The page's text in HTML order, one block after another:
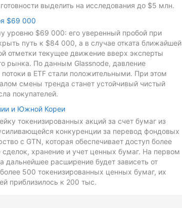
выделить на исследования до $5 млн.
$69 000
уровню $69 000: его уверенный пробой при
путь к $84 000, а в случае отката ближайшей
отметки текущее движение вверх эксперты
рынка. По данным Glassnode, давление
в ETF стали положительными. При этом
смены тренда станет устойчивый чистый
покупателей.
и Южной Кореи
токенизированных акций за счет бумаг из
конкуренции за перевод фондовых
с GTN, которая обеспечивает доступ более
хранение и учет ценных бумаг. На первом
дальнейшее расширение будет зависеть от
500 токенизированных ценных бумаг, их
приблизилось к 200 тыс.